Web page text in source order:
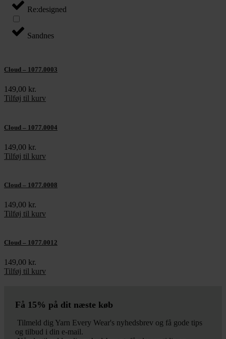
Re:designed
Sandnes
Cloud – 1077.0003
149,00 kr.
Tilføj til kurv
Cloud – 1077.0004
149,00 kr.
Tilføj til kurv
Cloud – 1077.0008
149,00 kr.
Tilføj til kurv
Cloud – 1077.0012
149,00 kr.
Tilføj til kurv
Få 15% på dit næste køb
Tilmeld dig Yarn Every Wear's nyhedsbrev og få gode tips
og tilbud i din e-mail.